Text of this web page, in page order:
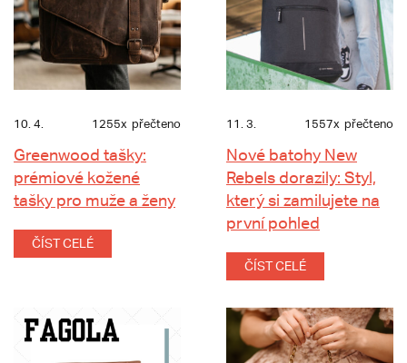
10. 4. 1255x přečteno
Greenwood tašky:
prémiové kožené
tašky pro muže a ženy
ČÍST CELÉ
11. 3. 1557x přečteno
Nové batohy New
Rebels dorazily: Styl,
který si zamilujete na
první pohled
ČÍST CELÉ